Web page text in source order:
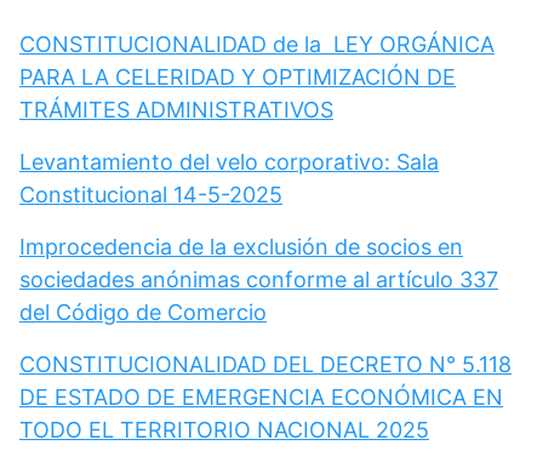
CONSTITUCIONALIDAD de la LEY ORGÁNICA
PARA LA CELERIDAD Y OPTIMIZACIÓN DE
TRÁMITES ADMINISTRATIVOS
Levantamiento del velo corporativo: Sala
Constitucional 14-5-2025
Improcedencia de la exclusión de socios en
sociedades anónimas conforme al artículo 337
del Código de Comercio
CONSTITUCIONALIDAD DEL DECRETO N° 5.118
DE ESTADO DE EMERGENCIA ECONÓMICA EN
TODO EL TERRITORIO NACIONAL 2025